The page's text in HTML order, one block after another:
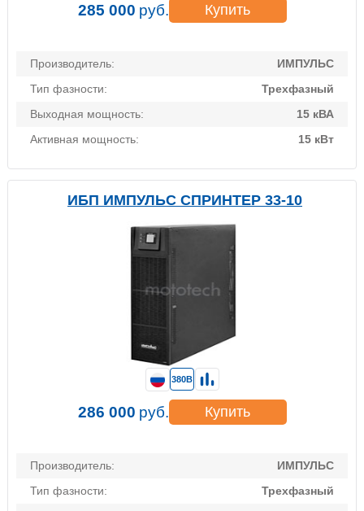
Производитель:
ИМПУЛЬС
Тип фазности:
Трехфазный
Выходная мощность:
15 кВА
Активная мощность:
15 кВт
285 000 руб. Купить
ИБП ИМПУЛЬС СПРИНТЕР 33-10
Производитель:
ИМПУЛЬС
Тип фазности:
Трехфазный
380В
286 000 руб. Купить